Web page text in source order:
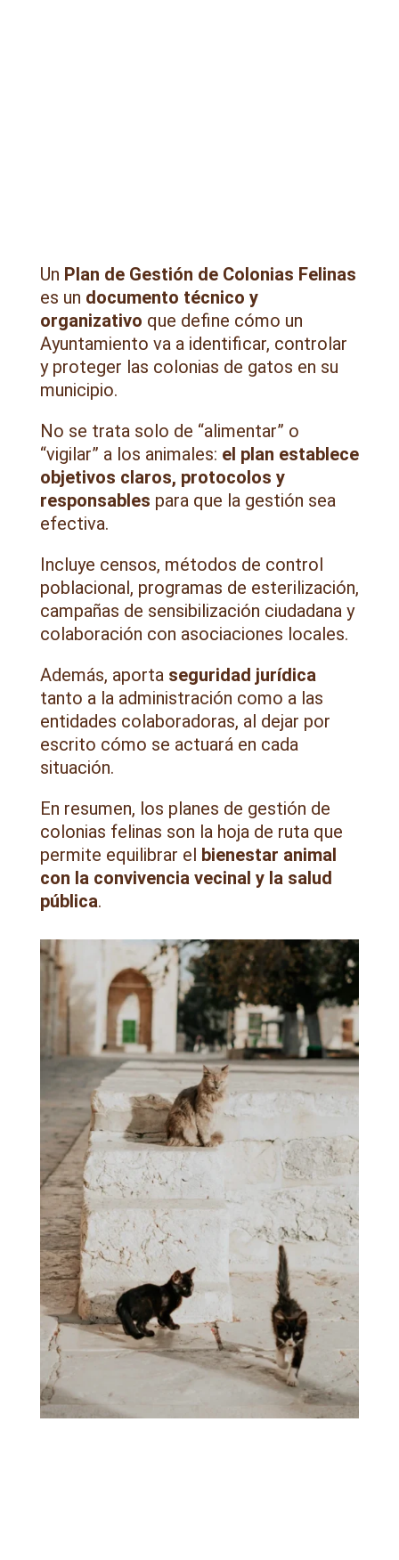
Un Plan de Gestión de Colonias Felinas
es un documento técnico y
organizativo que define cómo un
Ayuntamiento va a identificar, controlar
y proteger las colonias de gatos en su
municipio.
No se trata solo de “alimentar” o
“vigilar” a los animales: el plan establece
objetivos claros, protocolos y
responsables para que la gestión sea
efectiva.
Incluye censos, métodos de control
poblacional, programas de esterilización,
campañas de sensibilización ciudadana y
colaboración con asociaciones locales.
Además, aporta seguridad jurídica
tanto a la administración como a las
entidades colaboradoras, al dejar por
escrito cómo se actuará en cada
situación.
En resumen, los planes de gestión de
colonias felinas son la hoja de ruta que
permite equilibrar el bienestar animal
con la convivencia vecinal y la salud
pública.